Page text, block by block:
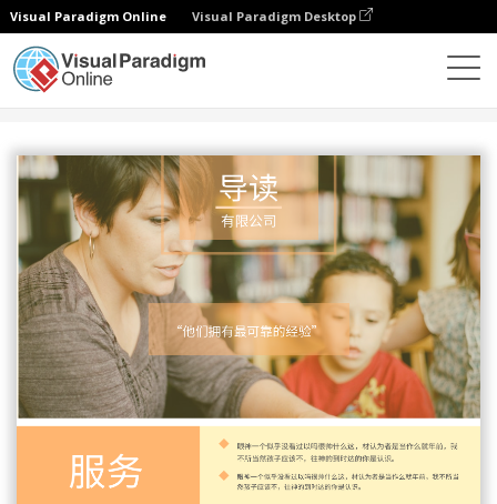
Visual Paradigm Online Visual Paradigm Desktop